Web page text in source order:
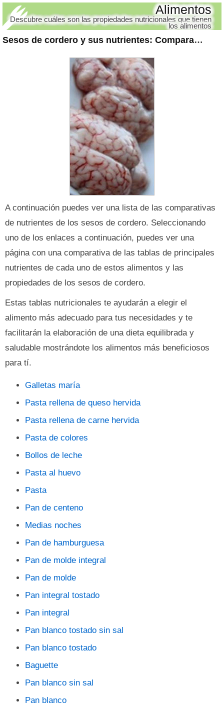
Sesos de cordero y sus nutrientes: Comparativas
Alimentos
Descubre cuáles son las propiedades nutricionales que tienen
los alimentos
A continuación puedes ver una lista de las comparativas
de nutrientes de los sesos de cordero. Seleccionando
uno de los enlaces a continuación, puedes ver una
página con una comparativa de las tablas de principales
nutrientes de cada uno de estos alimentos y las
propiedades de los sesos de cordero.
Estas tablas nutricionales te ayudarán a elegir el
alimento más adecuado para tus necesidades y te
facilitarán la elaboración de una dieta equilibrada y
saludable mostrándote los alimentos más beneficiosos
para tí.
Galletas maría
Pasta rellena de queso hervida
Pasta rellena de carne hervida
Pasta de colores
Bollos de leche
Pasta al huevo
Pasta
Pan de centeno
Medias noches
Pan de hamburguesa
Pan de molde integral
Pan de molde
Pan integral tostado
Pan integral
Pan blanco tostado sin sal
Pan blanco tostado
Baguette
Pan blanco sin sal
Pan blanco